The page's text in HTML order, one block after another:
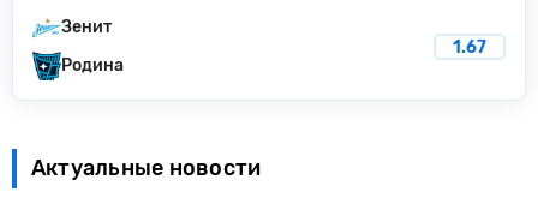
Зенит
Родина
1.67
Актуальные новости